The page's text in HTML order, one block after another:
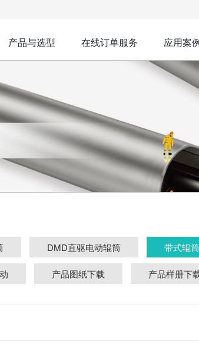
产品与选型 在线订单服务 应用案
DMD直驱电动辊筒 带式辊筒
产品图纸下载 产品样册下